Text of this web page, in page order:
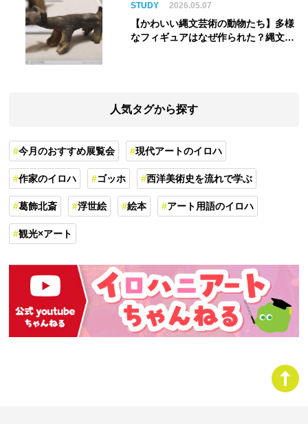
STUDY 2026.05.07
【かわいい縄文芸術の動物たち】多様
なフィギュアはなぜ作られた？縄文人
人気タグから探す
今月のおすすめ展覧会 現代アートのイロハ
作家のイロハ ゴッホ 西洋美術史を流れで学ぶ
葛飾北斎 浮世絵 絵本 アート用語のイロハ
観光×アート